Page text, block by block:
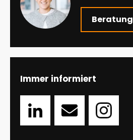
Beratung
Immer informiert